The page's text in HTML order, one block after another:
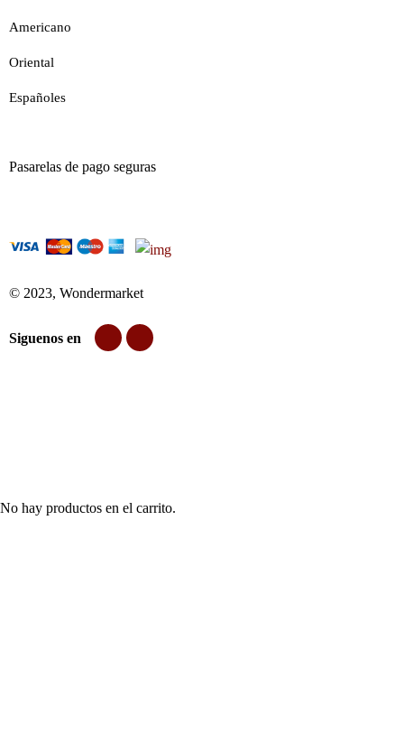
Americano
Oriental
Españoles
Pasarelas de pago seguras
© 2023, Wondermarket
Siguenos en
No hay productos en el carrito.